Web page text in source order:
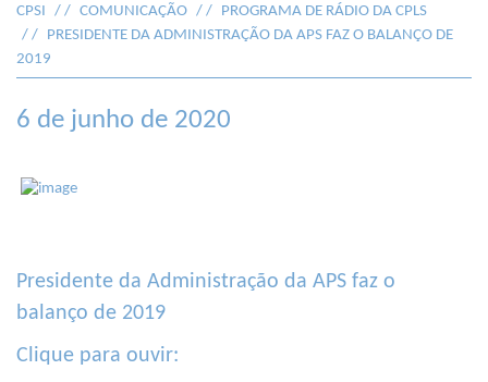
CPSI COMUNICAÇÃO
PROGRAMA DE RÁDIO DA CPLS
PRESIDENTE DA ADMINISTRAÇÃO DA APS FAZ O BALANÇO DE
2019
6 de junho de 2020
Presidente da Administração da APS faz o
balanço de 2019
Clique para ouvir: